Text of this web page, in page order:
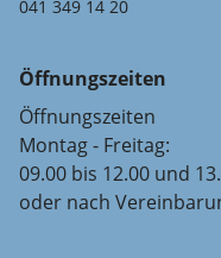
041 349 14 20
Öffnungszeiten
Öffnungszeiten
Montag - Freitag:
09.00 bis 12.00 und
oder nach